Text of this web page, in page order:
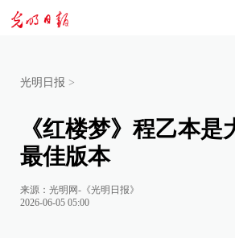
光明日报 >
《红楼梦》程乙本是
最佳版本
来源： 光明网-《光明日报》
2026-06-05 05:00